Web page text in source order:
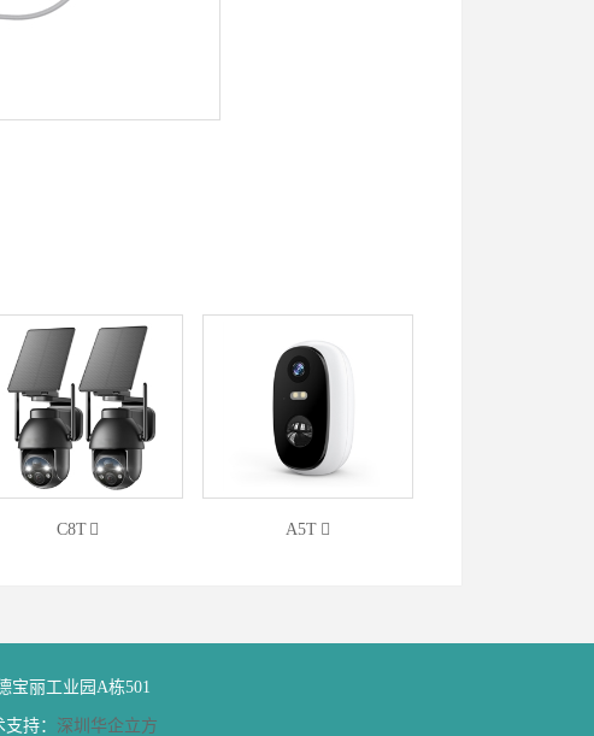
C8T A5T
宝丽工业园A栋501
持： 深圳华企立方